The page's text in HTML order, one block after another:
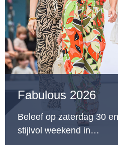
Fabulous 2026
Beleef op zaterdag 30
stijlvol weekend in…